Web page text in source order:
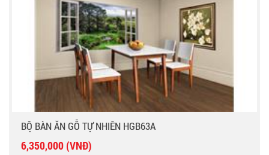
BỘ BÀN ĂN GỖ TỰ NHIÊN HGB63A
6,350,000 (VNĐ)